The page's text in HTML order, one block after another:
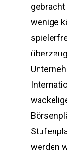
gebracht
wenige
werden